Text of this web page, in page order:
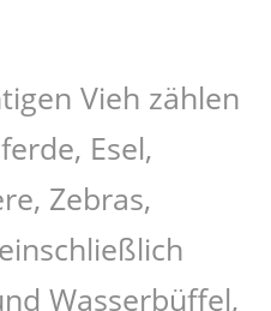
Vieh zählen
Esel,
Zebras,
Wasserbüffel,